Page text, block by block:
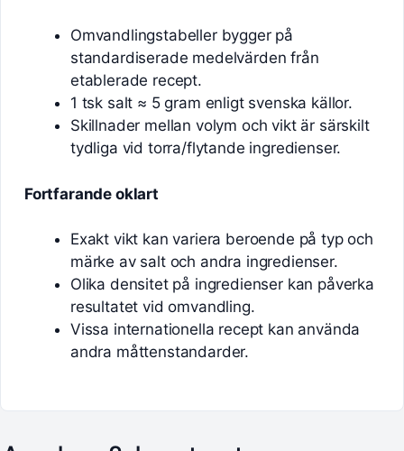
Omvandlingstabeller bygger på
standardiserade medelvärden från
etablerade recept.
1 tsk salt ≈ 5 gram enligt svenska källor.
Skillnader mellan volym och vikt är särskilt
tydliga vid torra/flytande ingredienser.
Fortfarande oklart
Exakt vikt kan variera beroende på typ och
märke av salt och andra ingredienser.
Olika densitet på ingredienser kan påverka
resultatet vid omvandling.
Vissa internationella recept kan använda
andra måttenstandarder.